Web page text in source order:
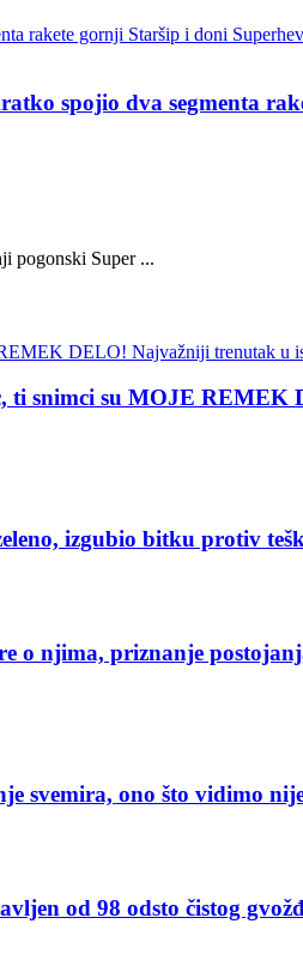
spojio dva segmenta
pogonski Super ...
ti snimci su MOJE
izgubio bitku protiv
o njima, priznanje
ono što vidimo
od 98 odsto čistog